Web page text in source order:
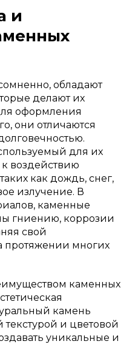
и
обладают
делают их
оформления
они отличаются
для их
к воздействию
как дождь, снег,
излучение. В
каменные
гниению, коррозии
свой
протяжении многих
каменных
камень
текстурой и цветовой
уникальные и